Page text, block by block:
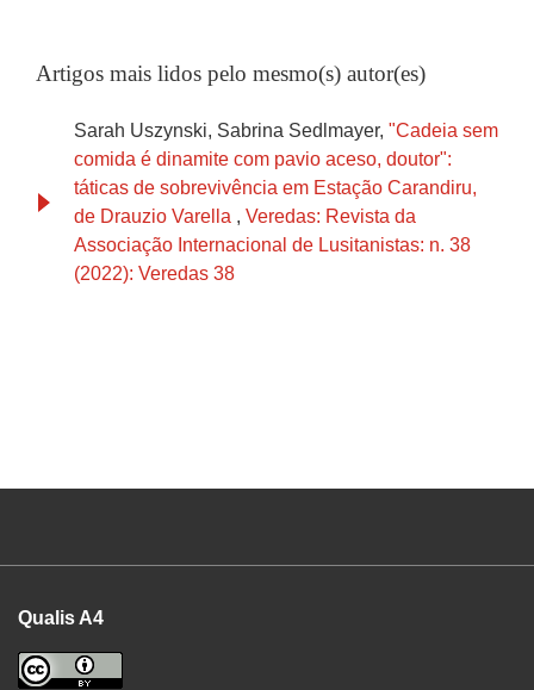
Artigos mais lidos pelo mesmo(s) autor(es)
Sarah Uszynski, Sabrina Sedlmayer, "Cadeia sem
comida é dinamite com pavio aceso, doutor":
táticas de sobrevivência em Estação Carandiru,
de Drauzio Varella , Veredas: Revista da
Associação Internacional de Lusitanistas: n. 38
(2022): Veredas 38
Qualis A4